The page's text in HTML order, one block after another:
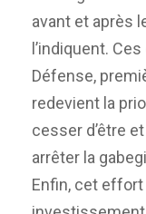
avant et après
l’indiquent.
Défense,
redevient la
cesser d’être
arrêter la
Enfin, cet